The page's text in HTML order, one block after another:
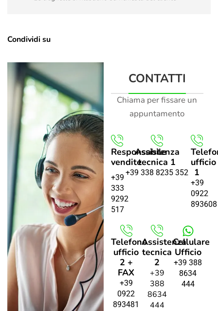
Condividi su
CONTATTI
Chiama per fissare un
appuntamento
Responsabile
vendite
+39
333
9292
517
Assistenza
tecnica 1
+39 338 8235 352
ufficio
1
+39
0922
893608
Telefono
ufficio
2 +
FAX
+39
0922
893481
Assistenza
tecnica
2
+39
388
8634
444
Cellulare
Ufficio
+39 388
8634
444